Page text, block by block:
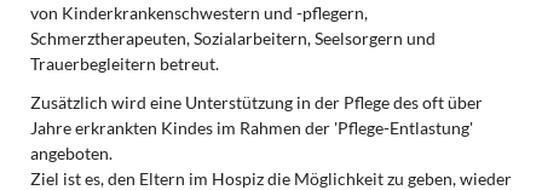
von Kinderkrankenschwestern und -pflegern,
Schmerztherapeuten, Sozialarbeitern, Seelsorgern und
Trauerbegleitern betreut.
Zusätzlich wird eine Unterstützung in der Pflege des oft über
Jahre erkrankten Kindes im Rahmen der 'Pflege-Entlastung'
angeboten.
Ziel ist es, den Eltern im Hospiz die Möglichkeit zu geben, wieder